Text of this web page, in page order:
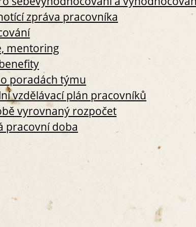
S3. PRÁCE S DĚTMI
S3.1 ETICKÝ KODEX
S3.4 ŠVP V SOULADU S
S3.4.1
S3.4.2 VZDĚLÁVACÍ
S3.4.3 EVALUAČNÍ
S3.5 PEDAGOGICKÉ
S3.6 PRÁCE S
S3.7 ZÁZNAMY O
S3.8 ADRESÁŘ
S4.2 SMLOUVA O
S4.3 PROVOZNÍ A
zpráva pracovníka
mentoring
poradách týmu
vzdělávací plán pracovníků
vyrovnaný rozpočet
pracovní doba